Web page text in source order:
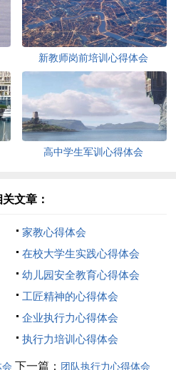
新教师岗前培训心得体会
高中学生军训心得体会
文章：
家教心得体会
在校大学生实践心得体会
幼儿园安全教育心得体会
工匠精神的心得体会
企业执行力心得体会
执行力培训心得体会
下一篇： 团队执行力心得体会